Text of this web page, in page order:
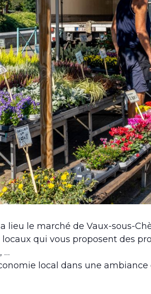
lieu le marché de Vaux-sous-
qui vous proposent des
…
local dans une ambiance